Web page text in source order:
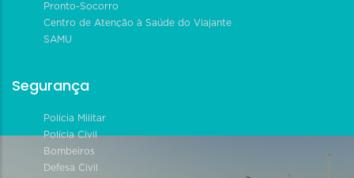
Pronto-Socorro
Centro de Atenção à Saúde do Viajante
SAMU
Segurança
Polícia Militar
Polícia Civil
Bombeiros
Defesa Civil